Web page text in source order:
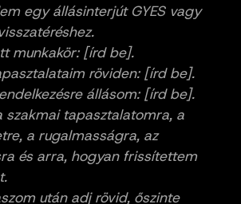
egy állásinterjút GYES vagy
munkakör: [írd be].
röviden: [írd be].
állásom: [írd be].
szakmai tapasztalatomra, a
a rugalmasságra, az
és arra, hogyan frissítettem
után adj rövid, őszinte